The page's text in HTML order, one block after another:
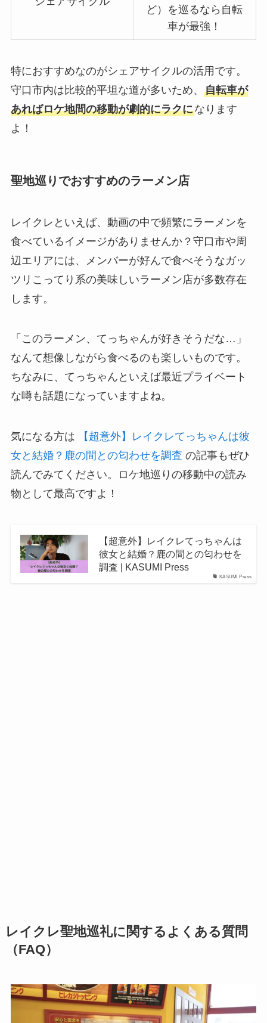
ど）を巡るなら自転
車が最強！
特におすすめなのがシェアサイクルの活用です。
守口市内は比較的平坦な道が多いため、 自転車が
あればロケ地間の移動が劇的にラクになります
よ！
聖地巡りでおすすめのラーメン店
レイクレといえば、動画の中で頻繁にラーメンを
食べているイメージがありませんか？守口市や周
辺エリアには、メンバーが好んで食べそうなガッ
ツリこってり系の美味しいラーメン店が多数存在
します。
「このラーメン、てっちゃんが好きそうだな…」
なんて想像しながら食べるのも楽しいものです。
ちなみに、てっちゃんといえば最近プライベート
な噂も話題になっていますよね。
気になる方は
【超意外】レイクレてっちゃんは彼
女と結婚？鹿の間との匂わせを調査 の記事もぜひ
読んでみてください。ロケ地巡りの移動中の読み
物として最高ですよ！
KASUMI Press
【超意外】レイクレてっちゃんは
彼女と結婚？鹿の間との匂わせを
調査 | KASUMI Press
レイクレ聖地巡礼に関するよくある質問
（FAQ）